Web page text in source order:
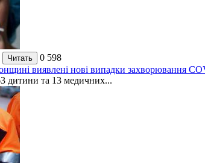
Читать 0 598
виявлені нові випадки захворювання
дитини та 13 медичних...